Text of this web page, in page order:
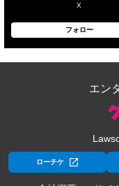
X
フォロー
エン
ローチケ